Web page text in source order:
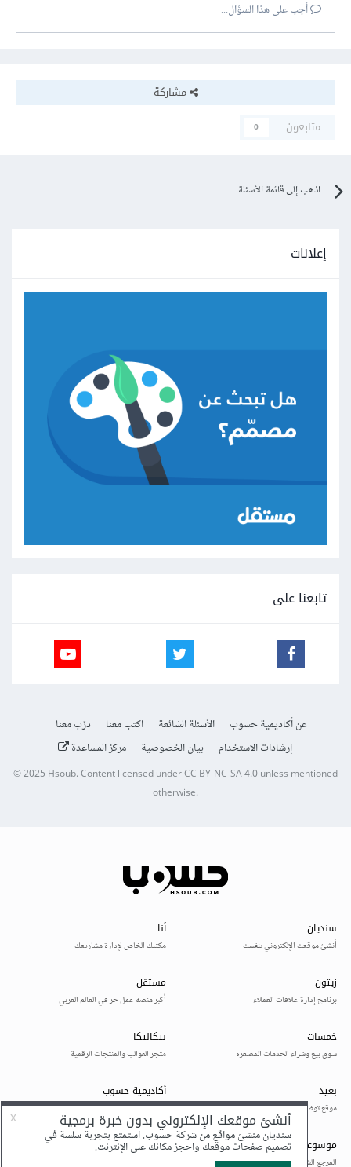
أجب على هذا السؤال...
مشاركة
متابعون
0
اذهب إلى قائمة الأسئلة
إعلانات
تابعنا على
عن أكاديمية حسوب الأسئلة الشائعة اكتب معنا
درّب معنا
إرشادات الاستخدام
بيان الخصوصية مركز المساعدة
© 2025Hsoub.Content licensed underCC BY-NC-SA 4.0unless mentioned
otherwise.